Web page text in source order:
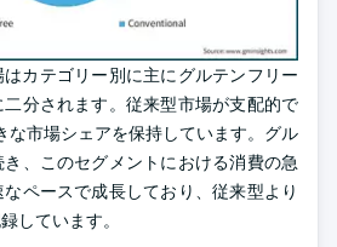
カテゴリー別に主にグルテンフリー
分されます。従来型市場が支配的で
な市場シェアを保持しています。グル
、このセグメントにおける消費の急
ペースで成長しており、従来型より
しています。